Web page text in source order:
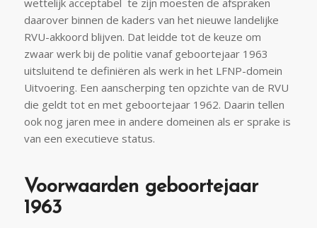
daarover binnen de kaders van het nieuwe landelijke
RVU-akkoord blijven. Dat leidde tot de keuze om
zwaar werk bij de politie vanaf geboortejaar 1963
uitsluitend te definiëren als werk in het LFNP-domein
Uitvoering. Een aanscherping ten opzichte van de RVU
die geldt tot en met geboortejaar 1962. Daarin tellen
ook nog jaren mee in andere domeinen als er sprake is
van een executieve status.
Voorwaarden geboortejaar
1963